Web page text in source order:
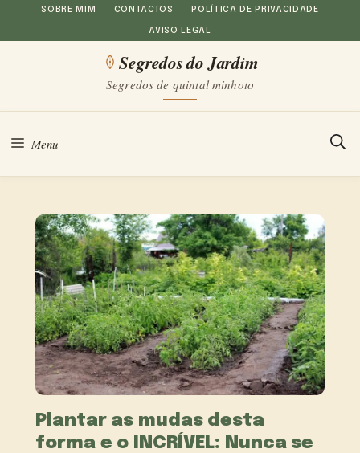
Saltar
para
SOBRE MIM CONTACTOS POLÍTICA DE PRIVACIDADE
AVISO LEGAL
Segredos do Jardim
Segredos de quintal minhoto
Menu
Plantar as mudas desta
forma e o INCRÍVEL: Nunca se